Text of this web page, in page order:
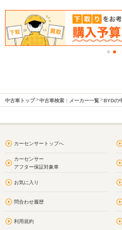
中古車トップ 中古車検索：メーカー一覧 BYDの
カーセンサートップへ
カーセンサー
アフター保証対象車
お気に入り
問合わせ履歴
利用規約